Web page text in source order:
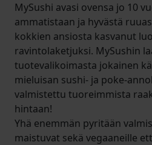
MySushi avasi ovensa jo 10
ammatistaan ja hyvästä
kokkien ansiosta kasvanut
ravintolaketjuksi. MySushin
tuotevalikoimasta jokainen
mieluisan sushi- ja poke-
valmistettu tuoreimmista
hintaan!
Yhä enemmän pyritään
maistuvat sekä vegaaneille